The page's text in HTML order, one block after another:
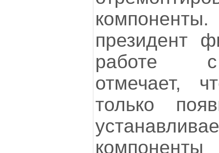
компоненты.
президент
работе с
отмечает,
только